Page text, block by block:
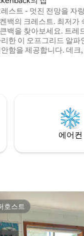
스트 - 멋진 전망을 자
백의 크레스트. 최저가
백을 찾아보세요. 트레
한 이 오프그리드 알파
함을 제공합니다. 데크,
리만 가능합니다. 참고:
이 제한될 수 있습니다.
족: 퇴비 변기, 태양광 발
화.
에어컨
호스트
호스트